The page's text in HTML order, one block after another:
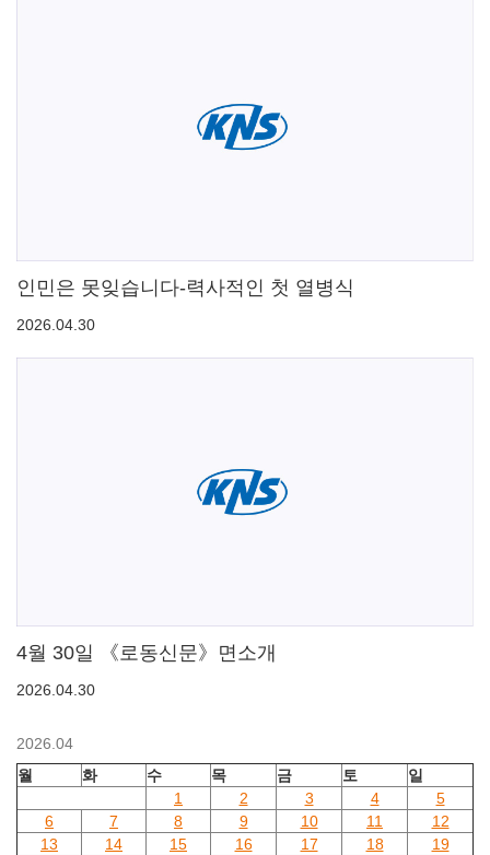
인민은 못잊습니다-력사적인 첫 열병식
2026.04.30
4월 30일 《로동신문》면소개
2026.04.30
2026.04
월
화 수 목 금 토
일
1
2 3 4
5
6
7 8 9 10 11
12
13
14 15 16 17 18
19